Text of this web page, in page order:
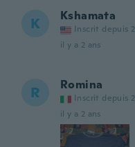
K Kshamata
Inscrit depuis
il y a 2 ans
R Romina
Inscrit depuis
il y a 2 ans